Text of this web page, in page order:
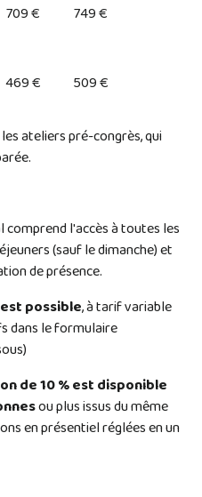
709 €
749 €
469 € 509 €
ateliers pré-congrès, qui
comprend l'accès à toutes les
(sauf le dimanche) et
de présence.
possible, à tarif variable
dans le formulaire
de 10 % est disponible
ou plus issus du même
en présentiel réglées en un